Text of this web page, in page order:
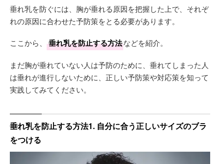
垂れ乳を防ぐには、胸が垂れる原因を把握した上で、それぞ
れの原因に合わせた予防策をとる必要があります。
ここから、 垂れ乳を防止する方法などを紹介。
まだ胸が垂れていない人は予防のために、垂れてしまった人
は垂れが進行しないために、正しい予防策や対応策を知って
実践してみてください。
垂れ乳を防止する方法1. 自分に合う正しいサイズのブラ
をつける